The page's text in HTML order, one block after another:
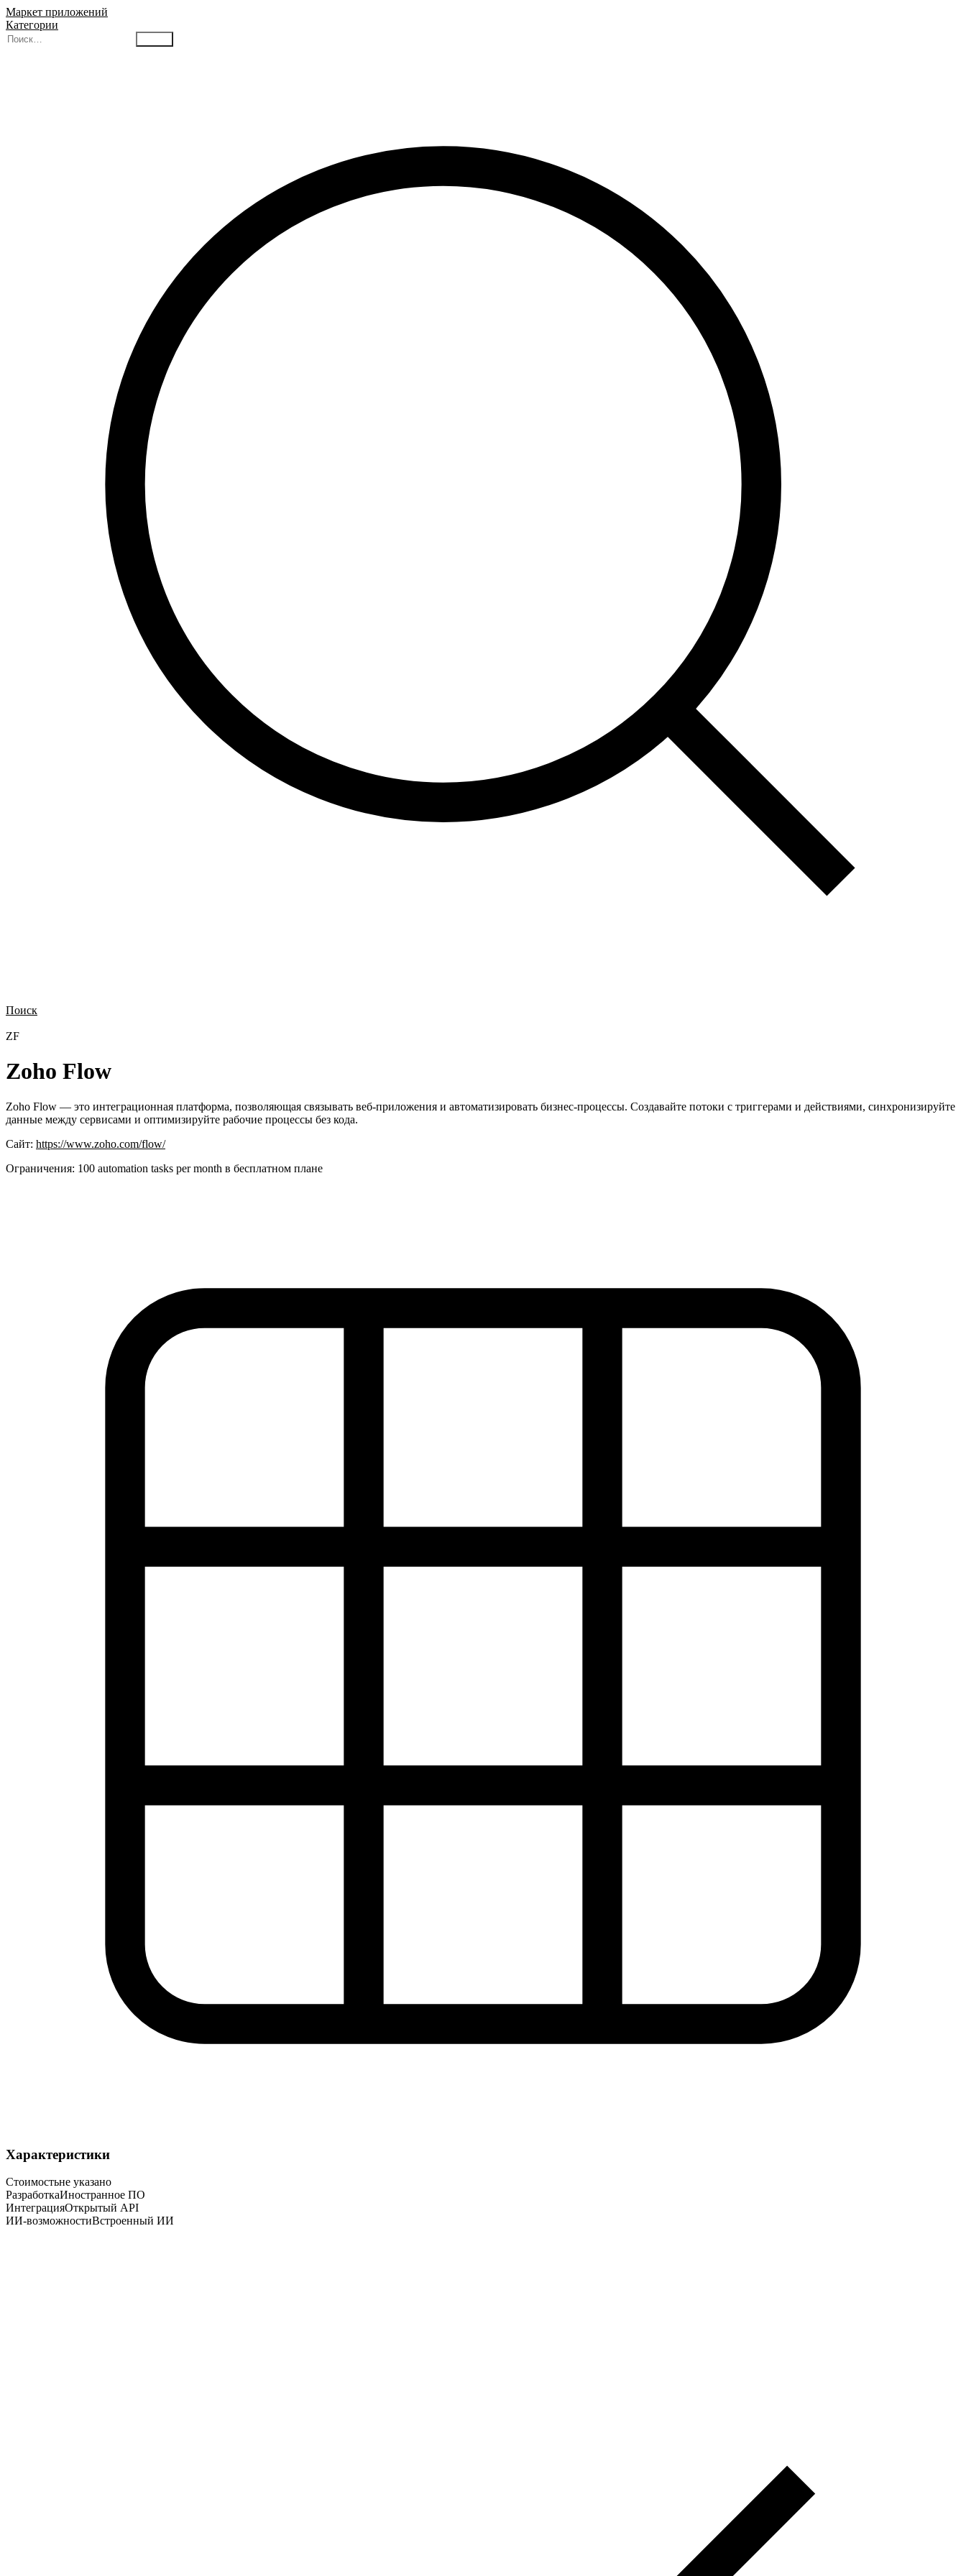
Маркет приложений
Категории
Поиск
ZF
Zoho Flow
Zoho Flow — это интеграционная платформа, позволяющая связывать веб-приложения и автоматизировать бизнес-процессы. Создавайте потоки с триггерами и действиями, синхронизируйте
данные между сервисами и оптимизируйте рабочие процессы без кода.
Сайт: https://www.zoho.com/flow/
Ограничения: 100 automation tasks per month в бесплатном плане
Характеристики
Стоимостьне указано
РазработкаИностранное ПО
ИнтеграцияОткрытый API
ИИ-возможностиВстроенный ИИ